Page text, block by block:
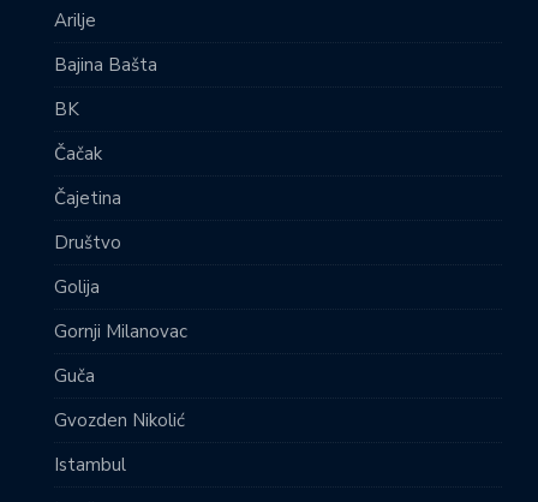
Arilje
Bajina Bašta
BK
Čačak
Čajetina
Društvo
Golija
Gornji Milanovac
Guča
Gvozden Nikolić
Istambul